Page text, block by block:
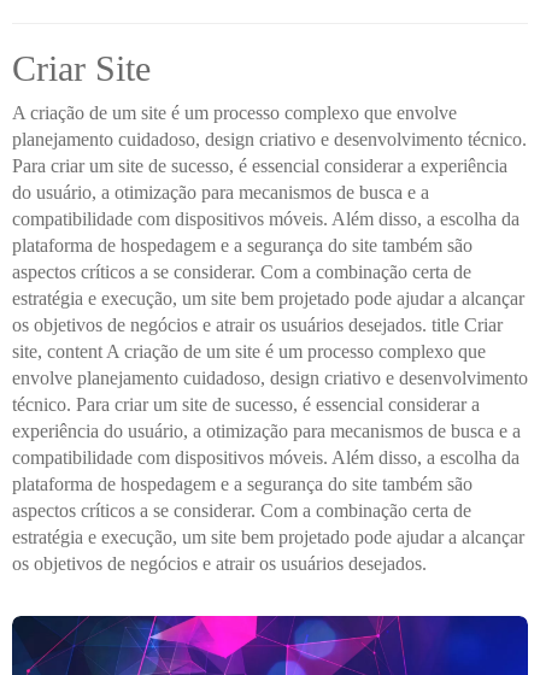
Criar Site
A criação de um site é um processo complexo que envolve
planejamento cuidadoso, design criativo e desenvolvimento técnico.
Para criar um site de sucesso, é essencial considerar a experiência
do usuário, a otimização para mecanismos de busca e a
compatibilidade com dispositivos móveis. Além disso, a escolha da
plataforma de hospedagem e a segurança do site também são
aspectos críticos a se considerar. Com a combinação certa de
estratégia e execução, um site bem projetado pode ajudar a alcançar
os objetivos de negócios e atrair os usuários desejados. title Criar
site, content A criação de um site é um processo complexo que
envolve planejamento cuidadoso, design criativo e desenvolvimento
técnico. Para criar um site de sucesso, é essencial considerar a
experiência do usuário, a otimização para mecanismos de busca e a
compatibilidade com dispositivos móveis. Além disso, a escolha da
plataforma de hospedagem e a segurança do site também são
aspectos críticos a se considerar. Com a combinação certa de
estratégia e execução, um site bem projetado pode ajudar a alcançar
os objetivos de negócios e atrair os usuários desejados.